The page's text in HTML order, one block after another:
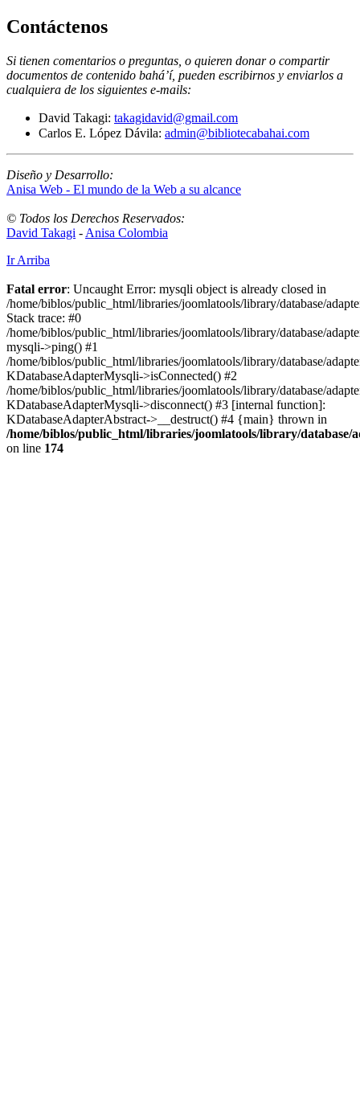
Contáctenos
Si tienen comentarios o preguntas, o quieren donar o compartir
documentos de contenido bahá’í, pueden escribirnos y enviarlos a
cualquiera de los siguientes e-mails:
David Takagi: takagidavid@gmail.com
Carlos E. López Dávila: admin@bibliotecabahai.com
Diseño y Desarrollo:
Anisa Web - El mundo de la Web a su alcance
© Todos los Derechos Reservados:
David Takagi - Anisa Colombia
Ir Arriba
Fatal error: Uncaught Error: mysqli object is already closed in
/home/biblos/public_html/libraries/joomlatools/library/database/
Stack trace: #0
/home/biblos/public_html/libraries/joomlatools/library/database/
mysqli->ping() #1
/home/biblos/public_html/libraries/joomlatools/library/database/
KDatabaseAdapterMysqli->isConnected() #2
/home/biblos/public_html/libraries/joomlatools/library/database/
KDatabaseAdapterMysqli->disconnect() #3 [internal function]:
KDatabaseAdapterAbstract->__destruct() #4 {main} thrown in
/home/biblos/public_html/libraries/joomlatools/library/database/
on line 174